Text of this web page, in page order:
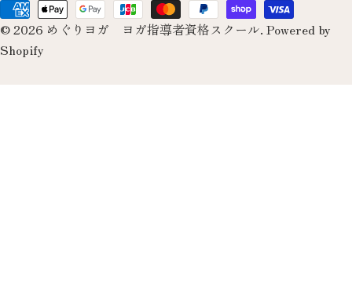
イ
ス
ブ
ス
タ
グ
© 2026 めぐりヨガ ヨガ指導者資格スクール. Powered by
Shopify
支
払